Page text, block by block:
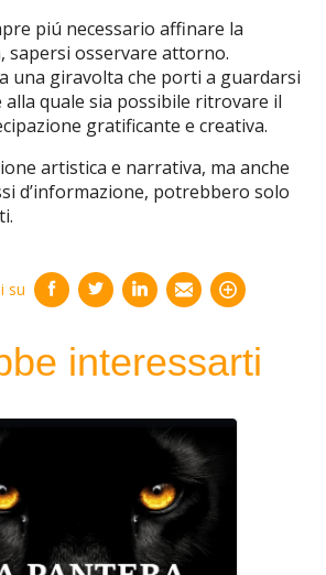
piú necessario affinare la
sapersi osservare attorno.
una giravolta che porti a guardarsi
alla quale sia possibile ritrovare il
gratificante e creativa.
artistica e narrativa, ma anche
d’informazione, potrebbero solo
su
interessarti